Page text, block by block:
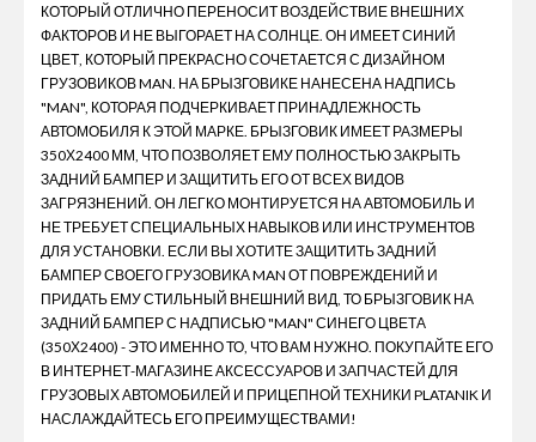
КОТОРЫЙ ОТЛИЧНО ПЕРЕНОСИТ ВОЗДЕЙСТВИЕ ВНЕШНИХ
ФАКТОРОВ И НЕ ВЫГОРАЕТ НА СОЛНЦЕ. ОН ИМЕЕТ СИНИЙ
ЦВЕТ, КОТОРЫЙ ПРЕКРАСНО СОЧЕТАЕТСЯ С ДИЗАЙНОМ
ГРУЗОВИКОВ MAN. НА БРЫЗГОВИКЕ НАНЕСЕНА НАДПИСЬ
"MAN", КОТОРАЯ ПОДЧЕРКИВАЕТ ПРИНАДЛЕЖНОСТЬ
АВТОМОБИЛЯ К ЭТОЙ МАРКЕ. БРЫЗГОВИК ИМЕЕТ РАЗМЕРЫ
350Х2400 ММ, ЧТО ПОЗВОЛЯЕТ ЕМУ ПОЛНОСТЬЮ ЗАКРЫТЬ
ЗАДНИЙ БАМПЕР И ЗАЩИТИТЬ ЕГО ОТ ВСЕХ ВИДОВ
ЗАГРЯЗНЕНИЙ. ОН ЛЕГКО МОНТИРУЕТСЯ НА АВТОМОБИЛЬ И
НЕ ТРЕБУЕТ СПЕЦИАЛЬНЫХ НАВЫКОВ ИЛИ ИНСТРУМЕНТОВ
ДЛЯ УСТАНОВКИ. ЕСЛИ ВЫ ХОТИТЕ ЗАЩИТИТЬ ЗАДНИЙ
БАМПЕР СВОЕГО ГРУЗОВИКА MAN ОТ ПОВРЕЖДЕНИЙ И
ПРИДАТЬ ЕМУ СТИЛЬНЫЙ ВНЕШНИЙ ВИД, ТО БРЫЗГОВИК НА
ЗАДНИЙ БАМПЕР С НАДПИСЬЮ "MAN" СИНЕГО ЦВЕТА
(350Х2400) - ЭТО ИМЕННО ТО, ЧТО ВАМ НУЖНО. ПОКУПАЙТЕ ЕГО
В ИНТЕРНЕТ-МАГАЗИНЕ АКСЕССУАРОВ И ЗАПЧАСТЕЙ ДЛЯ
ГРУЗОВЫХ АВТОМОБИЛЕЙ И ПРИЦЕПНОЙ ТЕХНИКИ PLATANIK И
НАСЛАЖДАЙТЕСЬ ЕГО ПРЕИМУЩЕСТВАМИ!